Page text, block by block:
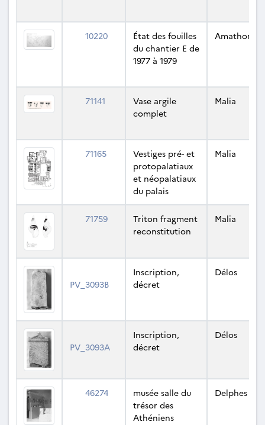
10220
État des fouilles
du chantier E de
1977 à 1979
Amathonte
71141
Vase argile
complet
Malia
71165
Vestiges pré- et
protopalatiaux
et néopalatiaux
du palais
Malia
71759
Triton fragment
reconstitution
Malia
PV_3093B
Inscription,
décret
Délos
PV_3093A
Inscription,
décret
Délos
46274
musée salle du
trésor des
Athéniens
Delphes